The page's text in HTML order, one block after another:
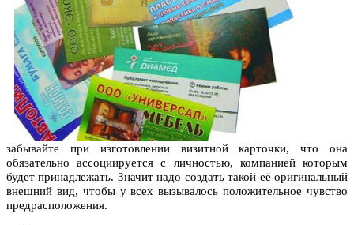
забывайте при изготовлении визитной карточки, что она
обязательно ассоциируется с личностью, компанией которым
будет принадлежать. Значит надо создать такой её оригинальный
внешний вид, чтобы у всех вызывалось положительное чувство
предрасположения.